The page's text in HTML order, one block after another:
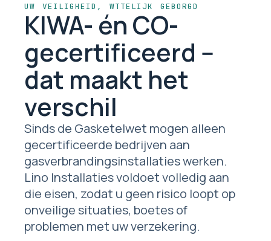
UW VEILIGHEID, WTTELIJK GEBORGD
KIWA- én CO-
gecertificeerd --
dat maakt het
verschil
Sinds de Gasketelwet mogen alleen
gecertificeerde bedrijven aan
gasverbrandingsinstallaties werken.
Lino Installaties voldoet volledig aan
die eisen, zodat u geen risico loopt op
onveilige situaties, boetes of
problemen met uw verzekering.